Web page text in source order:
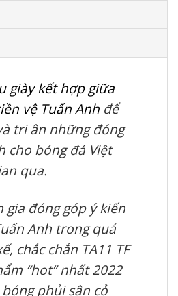
giày kết hợp giữa
vệ Tuấn Anh để
tri ân những đóng
cho bóng đá Việt
qua.
gia đóng góp ý kiến
Anh trong quá
chắc chắn TA11 TF
“hot” nhất 2022
phủi sân cỏ